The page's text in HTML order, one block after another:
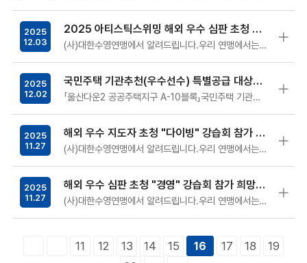
2025
12.03
2025 아티스틱스위밍 해외 우수 심판 초청 강습회 참가자 최종 안내(12.6.~7.)
(사)대한수영연맹에서 알려드립니다.우리 연맹에서는 문화체육관광부 승인 하에 ‘2025 전략종목 육성사업’의 일환으로 2025 …
2025
12.02
국민주택 기관추천(우수선수) 특별공급 대상자 모집(울산) 안내
「울산다운2 공공주택지구 A-10블록」국민주택 기관추천 특별공급과 관련하여 아래와 같이 안내드리오니 자격요건…
2025
11.27
해외 우수 지도자 초청 "다이빙" 강습회 참가 희망자 모집(~12.4.)
(사)대한수영연맹에서 알려드립니다.우리 연맹에서는 문화체육관광부 승인 하에 ‘2025 전략종목 육성사업’의 일환으로 2025 …
2025
11.27
해외 우수 심판 초청 "경영" 강습회 참가 희망자 모집(~12.4.)
(사)대한수영연맹에서 알려드립니다.우리 연맹에서는 문화체육관광부 승인 하에 ‘2025 전략종목 육성사업’의 일환으로 2025 …
11 12 13 14 15 16 17 18
19